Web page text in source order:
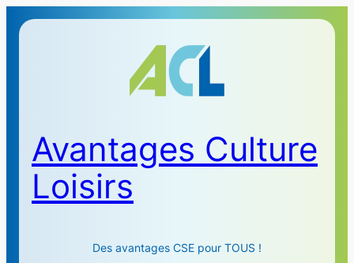
Avantages Culture
Loisirs
Des avantages CSE pour TOUS !